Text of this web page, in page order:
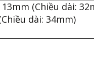
(Chiều dài:
dài: 34mm)